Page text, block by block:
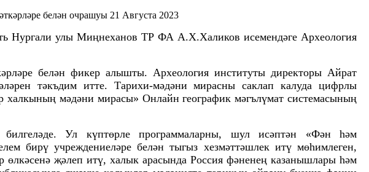
21 Августа 2023
Нургали улы Миңнеханов ТР ФА А.Х.Халиков исемендәге Археология
белән фикер алышты. Археология институты директоры Айрат
тәкъдим итте. Тарихи-мәдәни мирасны саклап калуда цифрлы
халкының мәдәни мирасы» Онлайн географик мәгълүмат системасының
Ул күптөрле программаларны, шул исәптән «Фән һәм
бирү учреждениеләре белән тыгыз хезмәттәшлек итү мөһимлеген,
җәлеп итү, халык арасында Россия фәненең казанышлары һәм